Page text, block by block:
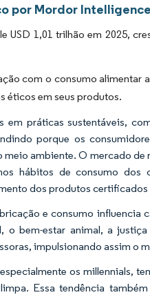
por Mordor Intelligence
1,01 trilhão em 2025,
com o consumo alimentar
éticos em seus produtos.
em práticas sustentáveis,
porque os
ambiente. O mercado
hábitos de consumo dos
dos produtos certificados
e consumo influencia
o bem-estar animal, a
impulsionando assim o
os millennials,
Essa tendência